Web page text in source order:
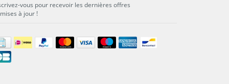
vous pour recevoir les dernières offres
à jour !